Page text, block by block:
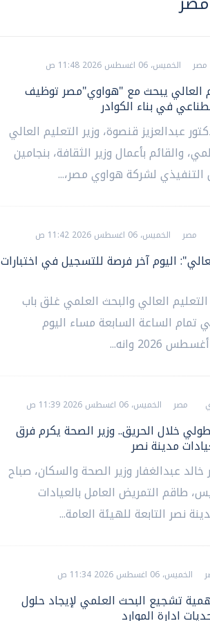
مصر الخميس، 06 اغسطس 2026 11:48 ص
العالي يبحث مع "هواوي"مصر توظيف
في بناء الكوادر
عبدالعزيز قنصوة، وزير التعليم العالي
والقائم بأعمال وزير الثقافة، بنجامين
التنفيذي لشركة هواوي مصر،...
مصر الخميس، 06 اغسطس 2026 11:42 ص
اليوم آخر فرصة للتسجيل في اختبارات
العالي والبحث العلمي غلق باب
تمام الساعة السابعة مساء اليوم
مصر الخميس، 06 اغسطس 2026 11:39 ص
خلال الحريق.. وزير الصحة يكرم فرق
مدينة نصر
خالد عبدالغفار وزير الصحة والسكان، صباح
طاقم التمريض العامل بالعيادات
نصر التابعة للهيئة العامة...
الخميس، 06 اغسطس 2026 11:34 ص
تشجيع البحث العلمي لإيجاد حلول
ادارة الموارد